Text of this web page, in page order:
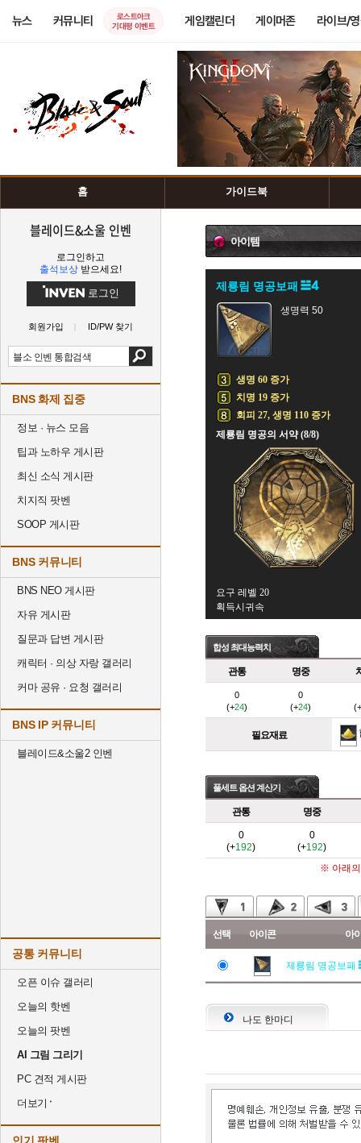
뉴스 커뮤니티
로스트아크
기대평 이벤트
게임캘린더 게이머존 라이브/
홈 가이드북
블레이드&소울 인벤
로그인하고
출석보상 받으세요!
로그인
회원가입 ID/PW 찾기
BNS 화제 집중
정보 · 뉴스 모음
팁과 노하우 게시판
최신 소식 게시판
치지직 팟벤
SOOP 게시판
BNS 커뮤니티
BNS NEO 게시판
자유 게시판
질문과 답변 게시판
캐릭터 · 의상 자랑 갤러리
커마 공유 · 요청 갤러리
BNS IP 커뮤니티
블레이드&소울2 인벤
공통 커뮤니티
오픈 이슈 갤러리
오늘의 핫벤
오늘의 팟벤
AI 그림 그리기
PC 견적 게시판
더보기
아이템
제룡림 명공보패
생명력 50
생명 60 증가
치명 19 증가
회피 27, 생명 110 증가
제룡림 명공의 서약 (8/8)
요구 레벨 20
획득시귀속
합성 최대능력치
관통 명중
0
(+24)
0
(+24) (+
필요재료
풀세트 옵션 계산기
관통 명중
0
(+192)
0
(+192)
※ 아래의
선택 아이콘 아
제룡림 명공보패
나도 한마디